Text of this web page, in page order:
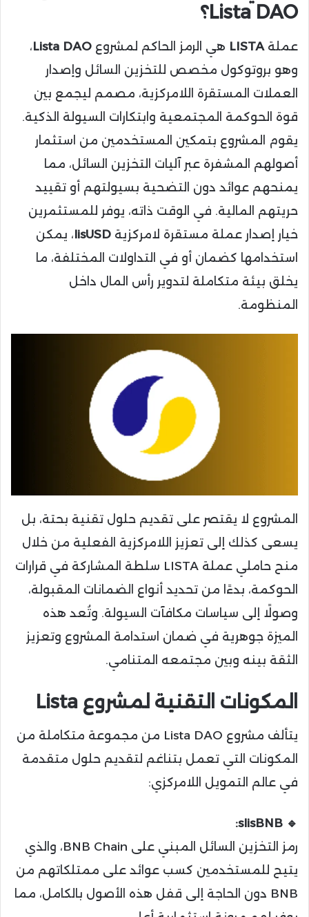
Lista DAO؟
عملة LISTA هي الرمز الحاكم لمشروع Lista DAO،
وهو بروتوكول مخصص للتخزين السائل وإصدار
العملات المستقرة اللامركزية، مصمم ليجمع بين
قوة الحوكمة المجتمعية وابتكارات السيولة الذكية.
يقوم المشروع بتمكين المستخدمين من استثمار
أصولهم المشفرة عبر آليات التخزين السائل، مما
يمنحهم عوائد دون التضحية بسيولتهم أو تقييد
حريتهم المالية. في الوقت ذاته، يوفر للمستثمرين
خيار إصدار عملة مستقرة لامركزية lisUSD، يمكن
استخدامها كضمان أو في التداولات المختلفة، ما
يخلق بيئة متكاملة لتدوير رأس المال داخل
المنظومة.
المشروع لا يقتصر على تقديم حلول تقنية بحتة، بل
يسعى كذلك إلى تعزيز اللامركزية الفعلية من خلال
منح حاملي عملة LISTA سلطة المشاركة في قرارات
الحوكمة، بدءًا من تحديد أنواع الضمانات المقبولة،
وصولًا إلى سياسات مكافآت السيولة. وتُعد هذه
الميزة جوهرية في ضمان استدامة المشروع وتعزيز
الثقة بينه وبين مجتمعه المتنامي.
المكونات التقنية لمشروع Lista
يتألف مشروع Lista DAO من مجموعة متكاملة من
المكونات التي تعمل بتناغم لتقديم حلول متقدمة
في عالم التمويل اللامركزي:
🔹 slisBNB:
رمز التخزين السائل المبني على BNB Chain، والذي
يتيح للمستخدمين كسب عوائد على ممتلكاتهم من
BNB دون الحاجة إلى قفل هذه الأصول بالكامل، مما